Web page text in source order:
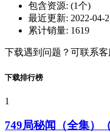
包含资源: (1个)
最近更新: 2022-04-
累计销量: 1619
下载遇到问题？可联系
下载排行榜
1
749局秘闻（全集）